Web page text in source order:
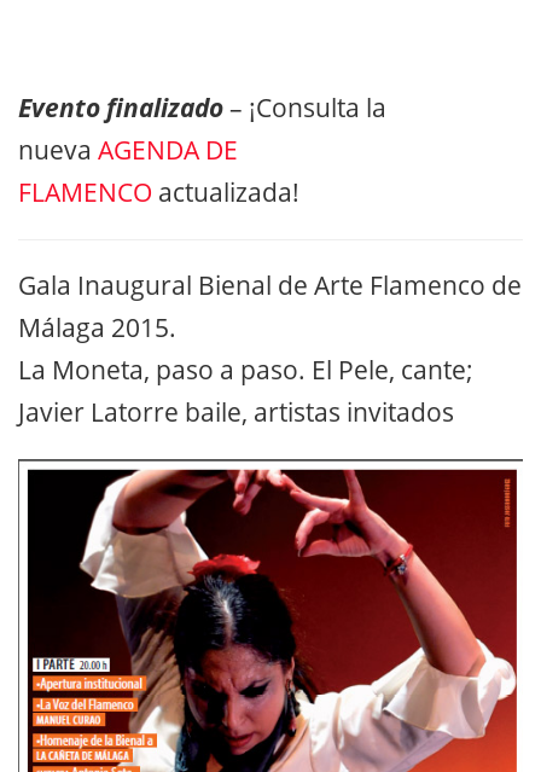
Evento finalizado– ¡Consulta la
nueva AGENDA DE
FLAMENCO actualizada!
Gala Inaugural Bienal de Arte Flamenco de
Málaga 2015.
La Moneta, paso a paso. El Pele, cante;
Javier Latorre baile, artistas invitados